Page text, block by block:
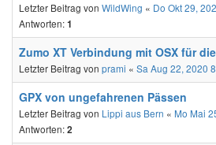
Letzter Beitrag von WildWing « Do Okt 29,
Antworten:1
Zumo XT Verbindung mit OSX für
Letzter Beitrag von prami « Sa Aug 22, 2020
GPX von ungefahrenen Pässen
Letzter Beitrag von Lippi aus Bern « Mo Mai
Antworten:2